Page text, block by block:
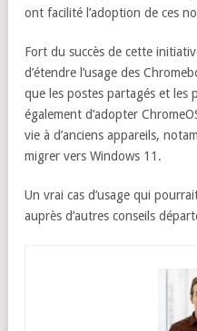
ont facilité l’adoption de ces
Fort du succès de cette
d’étendre l’usage des
que les postes partagés et les
également d’adopter
vie à d’anciens appareils,
migrer vers Windows 11.
Un vrai cas d’usage qui
auprès d’autres conseils